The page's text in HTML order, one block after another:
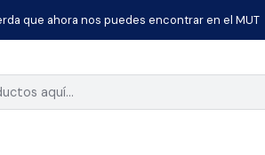
que ahora nos puedes encontrar en el MUT
Conectores Adaptador Mono Kirlin
|